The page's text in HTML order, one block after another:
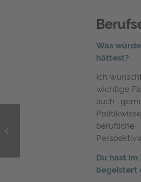
Was
hättest?
Ich
wichtige
auch
Du hast
begeistert